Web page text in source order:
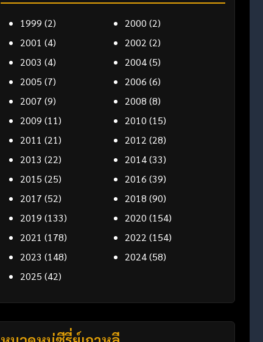
1999 (2) 2000 (2)
2001 (4) 2002 (2)
2003 (4) 2004(5)
2005 (7) 2006 (6)
2007 (9) 2008 (8)
2009 (11) 2010 (15)
2011 (21) 2012 (28)
2013 (22) 2014(33)
2015 (25) 2016 (39)
2017 (52) 2018 (90)
2019 (133) 2020 (154)
2021 (178) 2022 (154)
2023 (148) 2024(58)
2025 (42)